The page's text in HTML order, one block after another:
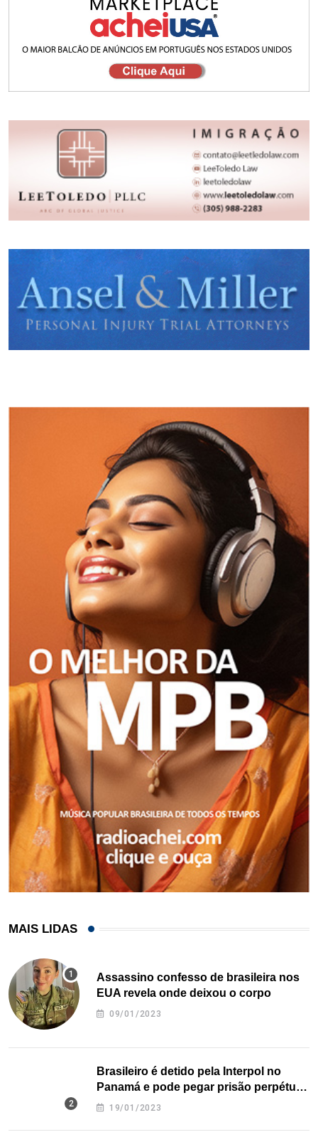
MAIS LIDAS
Assassino confesso de brasileira nos
EUA revela onde deixou o corpo
09/01/2023
Brasileiro é detido pela Interpol no
Panamá e pode pegar prisão perpétua
nos EUA
19/01/2023